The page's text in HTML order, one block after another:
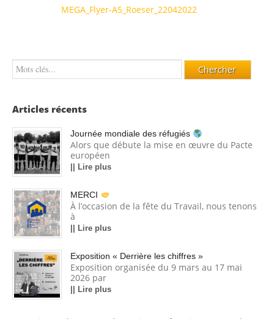
MEGA_Flyer-A5_Roeser_22042022
Articles récents
Journée mondiale des réfugiés
Alors que débute la mise en œuvre du Pacte
européen
|| Lire plus
MERCI
À l’occasion de la fête du Travail, nous tenons
à
|| Lire plus
Exposition « Derrière les chiffres »
Exposition organisée du 9 mars au 17 mai
2026 par
|| Lire plus